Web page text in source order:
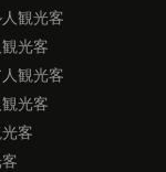
観光客
光客
観光客
光客
客